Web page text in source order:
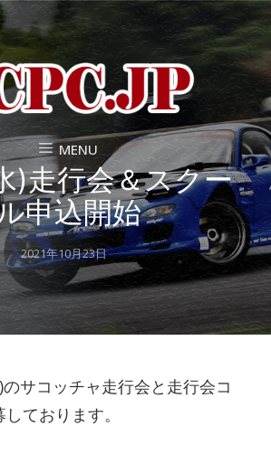
MENU
)走行会＆スクー
申込開始
Posted
on
2021年10月23日
サコッチャ走行会と走行会コ
ております。